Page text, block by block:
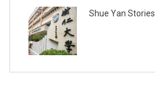
Shue Yan Stories